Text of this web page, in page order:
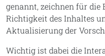
genannt, zeichnen für
Richtigkeit des Inhaltes
Aktualisierung der
Wichtig ist dabei die